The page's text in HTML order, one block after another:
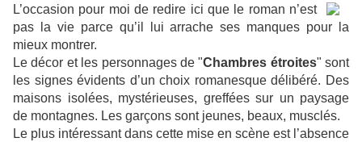
L’occasion pour moi de redire ici que le roman n’est
pas la vie parce qu’il lui arrache ses manques pour la
mieux montrer.
Le décor et les personnages de "Chambres étroites" sont
les signes évidents d’un choix romanesque délibéré. Des
maisons isolées, mystérieuses, greffées sur un paysage
de montagnes. Les garçons sont jeunes, beaux, musclés.
Le plus intéressant dans cette mise en scène est l’absence